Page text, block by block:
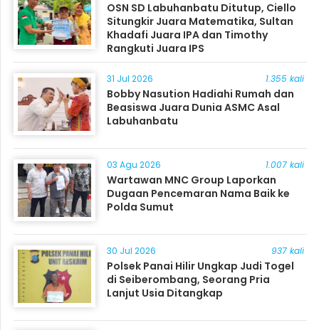
OSN SD Labuhanbatu Ditutup, Ciello
Situngkir Juara Matematika, Sultan
Khadafi Juara IPA dan Timothy
Rangkuti Juara IPS
31 Jul 2026 1.355 kali
Bobby Nasution Hadiahi Rumah dan
Beasiswa Juara Dunia ASMC Asal
Labuhanbatu
03 Agu 2026 1.007 kali
Wartawan MNC Group Laporkan
Dugaan Pencemaran Nama Baik ke
Polda Sumut
30 Jul 2026 937 kali
Polsek Panai Hilir Ungkap Judi Togel
di Seiberombang, Seorang Pria
Lanjut Usia Ditangkap